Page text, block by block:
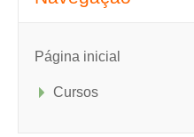
Página inicial
Cursos